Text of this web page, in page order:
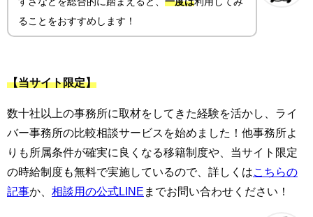
ることをおすすめします！
【当サイト限定】
数十社以上の事務所に取材をしてきた経験を活かし、ライ
バー事務所の比較相談サービスを始めました！他事務所よ
りも所属条件が確実に良くなる移籍制度や、当サイト限定
の時給制度も無料で実施しているので、詳しくはこちらの
記事か、 相談用の公式LINE までお問い合わせください！